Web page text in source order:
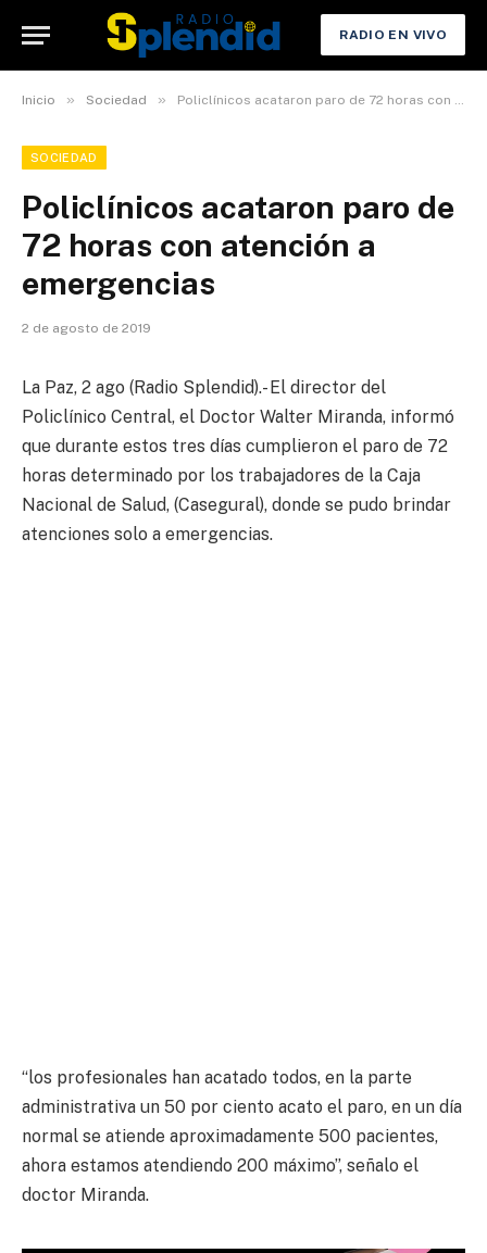
RADIO EN VIVO
Inicio » Sociedad » Policlínicos acataron paro de 72 horas con atención a emergencias
SOCIEDAD
Policlínicos acataron paro de
72 horas con atención a
emergencias
2 de agosto de 2019
La Paz, 2 ago (Radio Splendid).- El director del
Policlínico Central, el Doctor Walter Miranda, informó
que durante estos tres días cumplieron el paro de 72
horas determinado por los trabajadores de la Caja
Nacional de Salud, (Casegural), donde se pudo brindar
atenciones solo a emergencias.
“los profesionales han acatado todos, en la parte
administrativa un 50 por ciento acato el paro, en un día
normal se atiende aproximadamente 500 pacientes,
ahora estamos atendiendo 200 máximo”, señalo el
doctor Miranda.